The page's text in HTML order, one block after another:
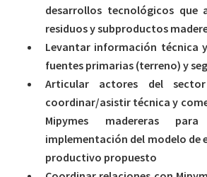
desarrollos tecnológicos que
residuos y subproductos
Levantar información técnica
fuentes primarias (terreno) y
Articular actores del
coordinar/asistir técnica y
Mipymes madereras
implementación del modelo de
productivo propuesto